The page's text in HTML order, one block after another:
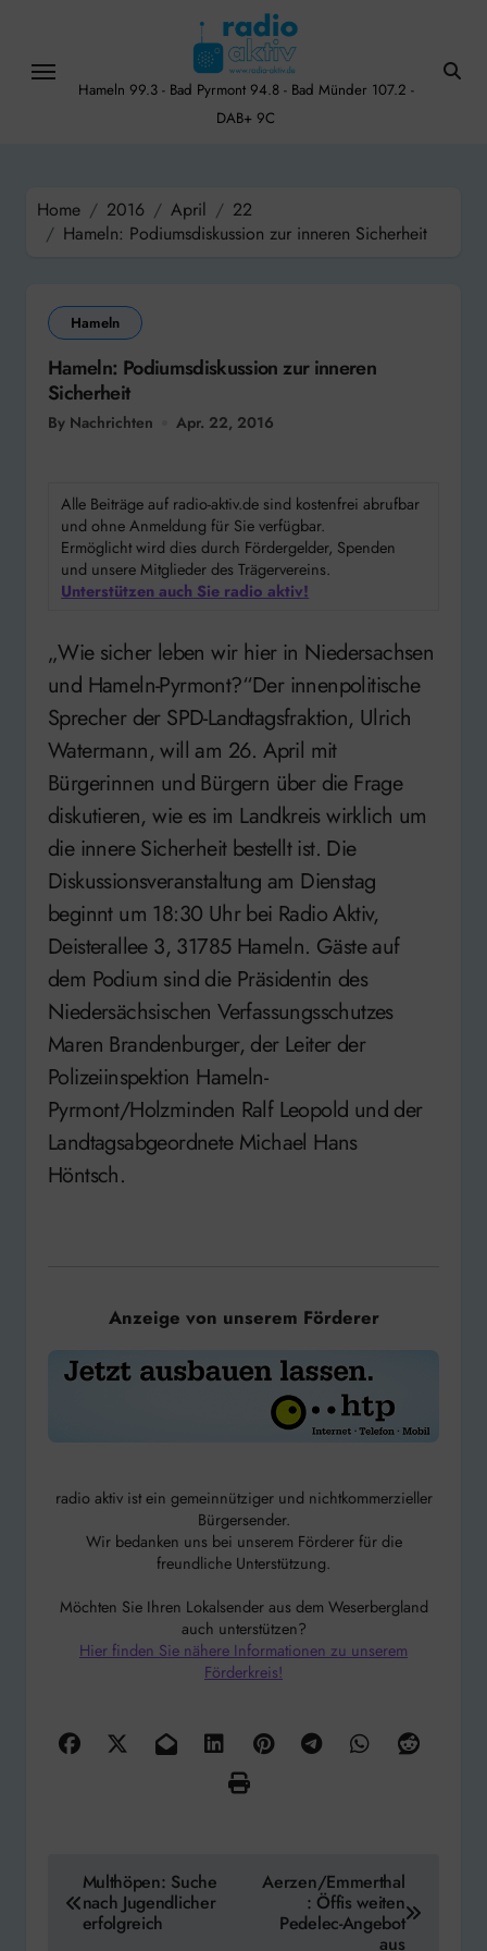
content
Hameln 99.3 - Bad Pyrmont 94.8 - Bad Münder 107.2 -
DAB+ 9C
Home 2016 April
22
Hameln: Podiumsdiskussion zur inneren Sicherheit
Hameln
Hameln: Podiumsdiskussion zur inneren
Sicherheit
By Nachrichten Apr. 22, 2016
Alle Beiträge auf radio-aktiv.de sind kostenfrei abrufbar
und ohne Anmeldung für Sie verfügbar.
Ermöglicht wird dies durch Fördergelder, Spenden
und unsere Mitglieder des Trägervereins.
Unterstützen auch Sie radio aktiv!
„Wie sicher leben wir hier in Niedersachsen
und Hameln-Pyrmont?“Der innenpolitische
Sprecher der SPD-Landtagsfraktion, Ulrich
Watermann, will am 26. April mit
Bürgerinnen und Bürgern über die Frage
diskutieren, wie es im Landkreis wirklich um
die innere Sicherheit bestellt ist. Die
Diskussionsveranstaltung am Dienstag
beginnt um 18:30 Uhr bei Radio Aktiv,
Deisterallee 3, 31785 Hameln. Gäste auf
dem Podium sind die Präsidentin des
Niedersächsischen Verfassungsschutzes
Maren Brandenburger, der Leiter der
Polizeiinspektion Hameln-
Pyrmont/Holzminden Ralf Leopold und der
Landtagsabgeordnete Michael Hans
Höntsch.
Anzeige von unserem Förderer
radio aktiv ist ein gemeinnütziger und nichtkommerzieller
Bürgersender.
Wir bedanken uns bei unserem Förderer für die
freundliche Unterstützung.
Möchten Sie Ihren Lokalsender aus dem Weserbergland
auch unterstützen?
Hier finden Sie nähere Informationen zu unserem
Förderkreis!
Beitragsnavigation
Multhöpen: Suche
nach Jugendlicher
erfolgreich
Aerzen/Emmerthal
: Öffis weiten
Pedelec-Angebot
aus